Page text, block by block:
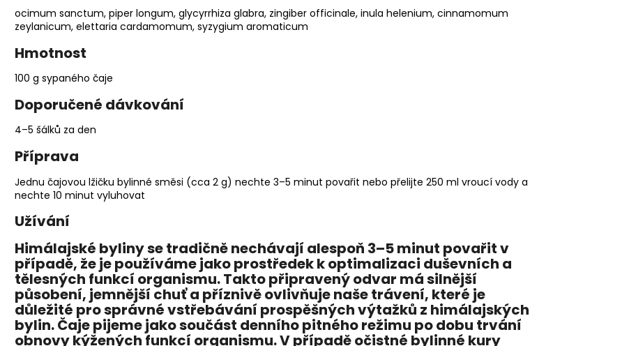
ocimum sanctum, piper longum, glycyrrhiza glabra, zingiber officinale, inula helenium, cinnamomum
zeylanicum, elettaria cardamomum, syzygium aromaticum
Hmotnost
100 g sypaného čaje
Doporučené dávkování
4–5 šálků za den
Příprava
Jednu čajovou lžičku bylinné směsi (cca 2 g) nechte 3–5 minut povařit nebo přelijte 250 ml vroucí vody a
nechte 10 minut vyluhovat
Užívání
Himálajské byliny se tradičně nechávají alespoň 3–5 minut povařit v
případě, že je používáme jako prostředek k optimalizaci duševních a
tělesných funkcí organismu. Takto připravený odvar má silnější
působení, jemnější chuť a příznivě ovlivňuje naše trávení, které je
důležité pro správné vstřebávání prospěšných výtažků z himálajských
bylin. Čaje pijeme jako součást denního pitného režimu po dobu trvání
obnovy kýžených funkcí organismu. V případě očistné bylinné kury